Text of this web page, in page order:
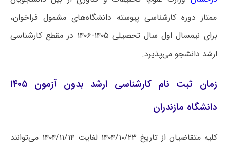
ممتاز دوره کارشناسی پیوسته دانشگاه‌های مشمول فراخوان،
برای نیمسال اول سال تحصیلی ۱۴۰۵-۱۴۰۶ در مقطع کارشناسی
ارشد دانشجو می‌پذیرد.
زمان ثبت نام کارشناسی ارشد بدون آزمون ۱۴۰۵
دانشگاه مازندران
کلیه متقاضیان از تاریخ ۱۴۰۴/۱۰/۲۳ لغایت ۱۴۰۴/۱۱/۱۴ می‌توانند